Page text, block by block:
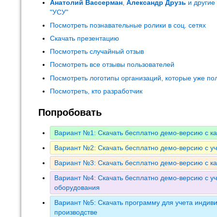
Анатолий Вассерман Александр Друзь и
"УСУ"
Посмотреть познавательные ролики в соц. сетях
Скачать презентацию
Посмотреть случайный отзыв
Посмотреть все отзывы пользователей
Посмотреть логотипы организаций, которые уже
Посмотреть, кто разработчик
Попробовать
Вариант №1: Скачать бесплатно демо-версию с
Вариант №2: Скачать бесплатно демо-версию с
Вариант №3: Скачать бесплатно демо-версию с
Вариант №4: Скачать бесплатно демо-версию с
оборудования
Вариант №5: Скачать программу для учета
производстве